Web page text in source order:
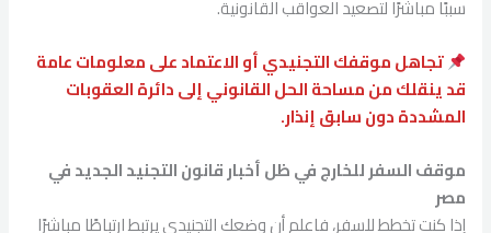
سببًا مباشرًا لتصعيد العواقب القانونية.
تجاهل موقفك التجنيدي أو الاعتماد على معلومات عامة
قد ينقلك من مساحة الحل القانوني إلى دائرة العقوبات
المشددة دون سابق إنذار.
موقف السفر للخارج في ظل أخبار قانون التجنيد الجديد في
مصر
إذا كنت تخطط للسفر، فاعلم أن وضعك التجنيدي يرتبط ارتباطًا مباشرًا